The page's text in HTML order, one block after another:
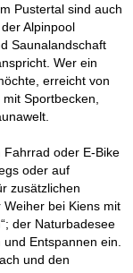
Pustertal sind auch
Alpinpool
Saunalandschaft
Wer ein
erreicht von
Sportbecken,
oder E-Bike
oder auf
zusätzlichen
bei Kiens mit
der Naturbadesee
Entspannen ein.
und den